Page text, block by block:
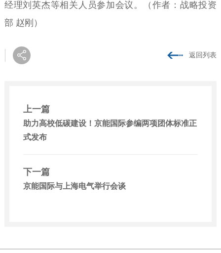
经理刘英杰等相关人员参加会议。（ 作者：战略投资
部 赵刚 ）
返回列表
上一篇
助力高校低碳建设！京能国际参编两项团体标准正
式发布
下一篇
京能国际与上海电气举行会谈